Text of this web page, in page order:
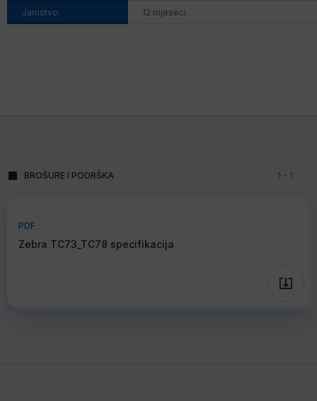
Jamstvo: 12 mjeseci
BROŠURE I PODRŠKA 1 - 1
PDF
Zebra TC73_TC78 specifikacija